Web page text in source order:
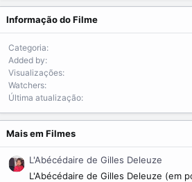
Informação do Filme
Categoria
Added by
Visualizações
Watchers
Última atualização
Mais em Filmes
L'Abécédaire de Gilles Deleuze
L'Abécédaire de Gilles Deleuze (em